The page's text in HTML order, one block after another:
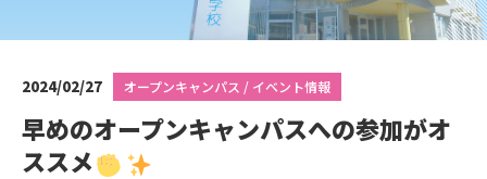
2024/02/27 オープンキャンパス / イベント情報
早めのオープンキャンパスへの参加がオ
ススメ